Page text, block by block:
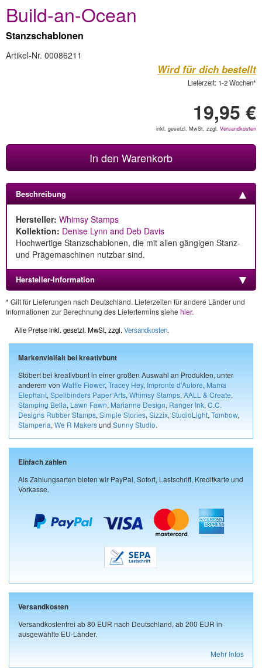
Build-an-Ocean
Stanzschablonen
Artikel-Nr. 00086211
Wird für dich bestellt
Lieferzeit: 1-2 Wochen*
19,95 €
inkl. gesetzl. MwSt, zzgl. Versandkosten
In den Warenkorb
Beschreibung
Hersteller: Whimsy Stamps
Kollektion: Denise Lynn and Deb Davis
Hochwertige Stanzschablonen, die mit allen gängigen Stanz-
und Prägemaschinen nutzbar sind.
Hersteller-Information
* Gilt für Lieferungen nach Deutschland. Lieferzeiten für andere Länder und
Informationen zur Berechnung des Liefertermins siehe hier.
Alle Preise inkl. gesetzl. MwSt, zzgl. Versandkosten.
Markenvielfalt bei kreativbunt
Stöbert bei kreativbunt in einer großen Auswahl an Produkten, unter
anderem von Waffle Flower, Tracey Hey, Impronte d'Autore, Mama
Elephant, Spellbinders Paper Arts, Whimsy Stamps, AALL & Create,
Stamping Bella, Lawn Fawn, Marianne Design, Ranger Ink, C.C.
Designs Rubber Stamps, Simple Stories, Sizzix, StudioLight, Tombow,
Stamperia, We R Makersund Sunny Studio.
Einfach zahlen
Als Zahlungsarten bieten wir PayPal, Sofort, Lastschrift, Kreditkarte und
Vorkasse.
Versandkosten
Versandkostenfrei ab 80 EUR nach Deutschland, ab 200 EUR in
ausgewählte EU-Länder.
Mehr Infos